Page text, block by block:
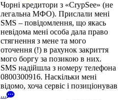
Чорні кредитори з «CrypSee» (не
легальна МФО). Прислали мені
SMS – повідомлення, що якась
невідома мені особа дала право
стягнення з мене та мого
оточення (!) в рахунок закриття
мого боргу за позикою в них.
SMS надійшла з номеру телефона
0800300916. Наскільки мені
відомо, хоча сервіс і позиціонував
...